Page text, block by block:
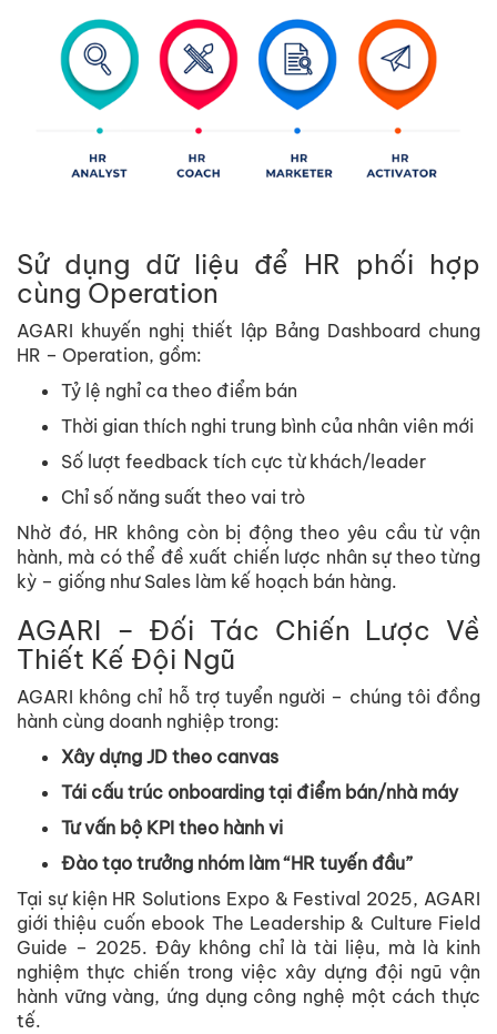
Sửdụng dữliệu để HR phối hợp
cùng Operation
AGARI khuyến nghị thiết l ập Bảng Dashboard chung
HR – Operation, gồm:
Tỷ ệ nghỉ ca theo điểm bán
Thời gian thích nghi trung bình của nhân viên mới
Số lượt feedback tích cực từkhách/leader
Chỉ số năng suất theo vai trò
Nhờ đó, HR không còn bị động theo yêu cầu từvận
hành, mà có thể đề xuất chiến lược nhân sựtheo từng
kỳ – giống như Sales làm kế hoạch bán hàng.
AGARI – Đối Tác Chiến Lược Về
Thiết Kế Đội Ngũ
AGARI không chỉ hỗtrợtuyển người – chúng tôi đồng
hành cùng doanh nghiệp trong:
Xây dựng JD theo canvas
Tái cấu trúc onboarding tại điểm bán/nhà máy
Tư vấn bộ KPI theo hành vi
Đào tạo trưởng nhóm làm “HR tuyến đầu”
Tại sựkiện HR Solutions Expo & Festival 2025, AGARI
giới thiệu cuốn ebook The Leadership & Culture Field
Guide – 2025. Đây không chỉlà tài liệu, mà là kinh
nghiệm thực chiến trong việc xây dựng đội ngũ vận
hành vững vàng, ứng dụng công nghệ một cách thực
tế.